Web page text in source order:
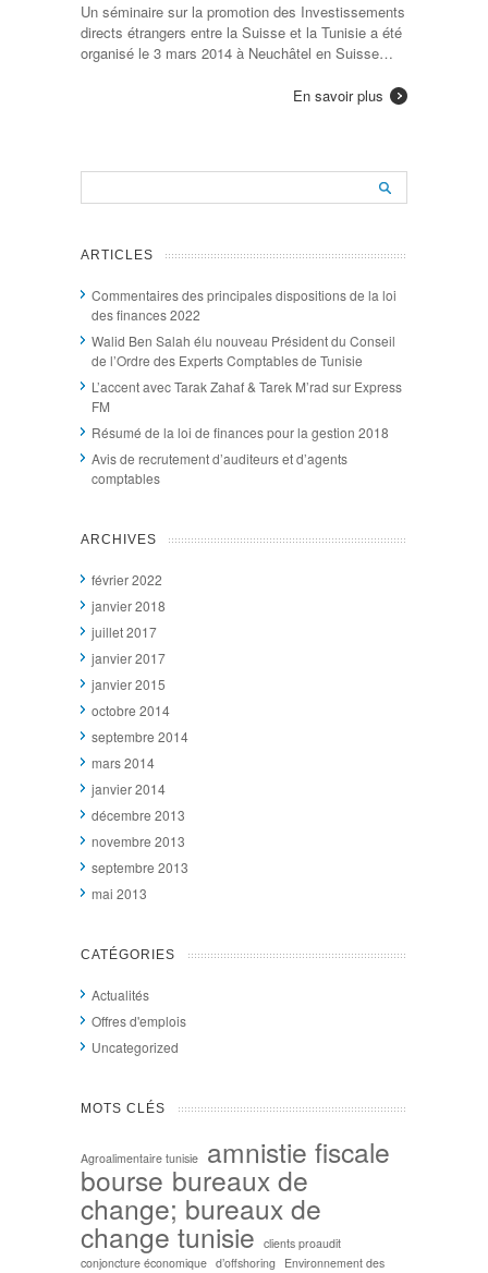
Un séminaire sur la promotion des Investissements
directs étrangers entre la Suisse et la Tunisie a été
organisé le 3 mars 2014 à Neuchâtel en Suisse…
En savoir plus
ARTICLES
Commentaires des principales dispositions de la loi
des finances 2022
Walid Ben Salah élu nouveau Président du Conseil
de l’Ordre des Experts Comptables de Tunisie
L’accent avec Tarak Zahaf & Tarek M’rad sur Express
FM
Résumé de la loi de finances pour la gestion 2018
Avis de recrutement d’auditeurs et d’agents
comptables
ARCHIVES
février 2022
janvier 2018
juillet 2017
janvier 2017
janvier 2015
octobre 2014
septembre 2014
mars 2014
janvier 2014
décembre 2013
novembre 2013
septembre 2013
mai 2013
CATÉGORIES
Actualités
Offres d'emplois
Uncategorized
MOTS CLÉS
Agroalimentaire tunisie amnistie fiscale
bourse bureaux de
change; bureaux de
change tunisie clients proaudit
conjoncture économique d’offshoring Environnement des